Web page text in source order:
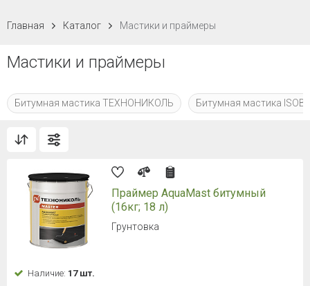
Главная Каталог Мастики и праймеры
Мастики и праймеры
Битумная мастика ТЕХНОНИКОЛЬ Битумная мастика
Праймер AquaMast битумный
(16кг; 18 л)
Грунтовка
Наличие: 17 шт.